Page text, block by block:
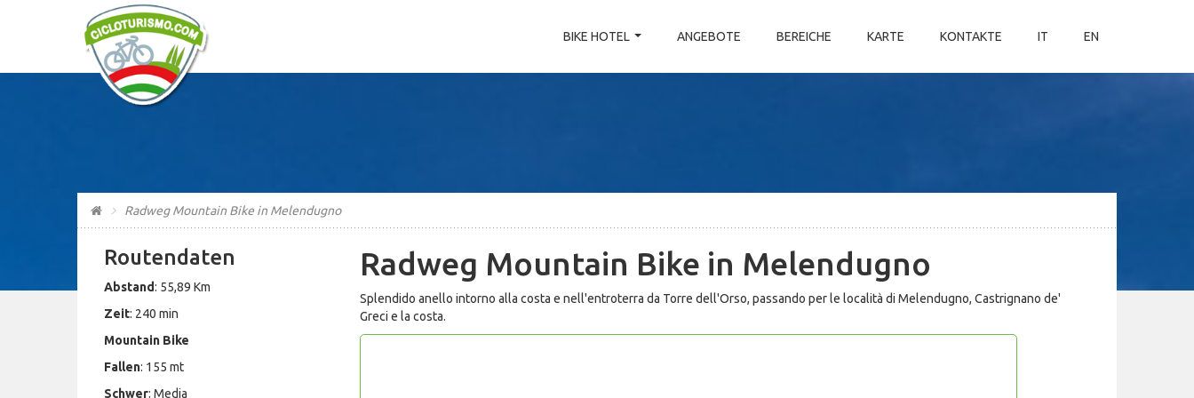
BIKE HOTEL ANGEBOTE BEREICHE KARTE KONTAKTE IT EN
Radweg Mountain Bike in Melendugno
Radweg Mountain Bike in Melendugno
Splendido anello intorno alla costa e nell'entroterra da Torre dell'Orso, passando per le località di Melendugno, Castrignano de'
Greci e la costa.
Routendaten
Abstand: 55,89 Km
Zeit: 240 min
Mountain Bike
Fallen: 155 mt
Schwer: Media